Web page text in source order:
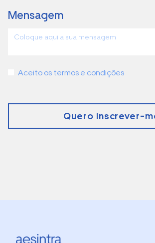
Mensagem
Aceito os termos e condições